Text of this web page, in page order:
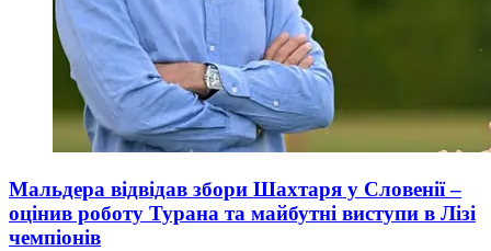
Мальдера відвідав збори Шахтаря у Словенії –
оцінив роботу Турана та майбутні виступи в Лізі
чемпіонів